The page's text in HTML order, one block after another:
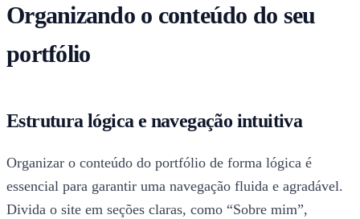
Organizando o conteúdo do seu
portfólio
Estrutura lógica e navegação intuitiva
Organizar o conteúdo do portfólio de forma lógica é
essencial para garantir uma navegação fluida e agradável.
Divida o site em seções claras, como “Sobre mim”,